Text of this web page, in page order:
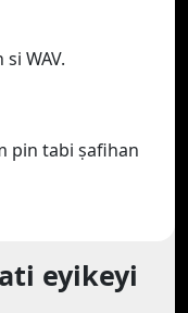
WAV.
pin tabi ṣafihan
eyikeyi